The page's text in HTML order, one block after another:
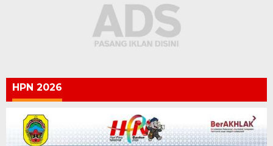
HPN 2026